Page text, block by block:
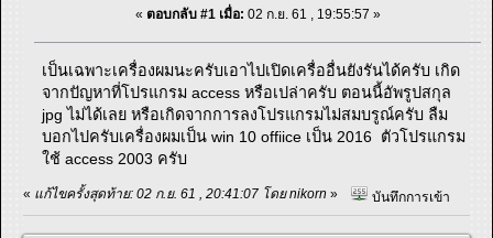
« ตอบกลับ #1 เมื่อ: 02 ก.ย. 61 , 19:55:57 »
เป็นเฉพาะเครื่องผมนะครับเอาไปเปิดเครื่ออื่นยังรันได้ครับ เกิด
จากปัญหาที่โปรแกรม access หรือเปล่าครับ ตอนนี้อัพรูปสกุล
jpg ไม่ได้เลย หรือเกิดจากการลงโปรแกรมไม่สมบรูณ์ครับ ลืม
บอกไปครับเครื่องผมเป็น win 10 offiice เป็น 2016 ตัวโปรแกรม
ใช้ access 2003 ครับ
« แก้ไขครั้งสุดท้าย: 02 ก.ย. 61 , 20:41:07 โดย nikorn » บันทึกการเข้า